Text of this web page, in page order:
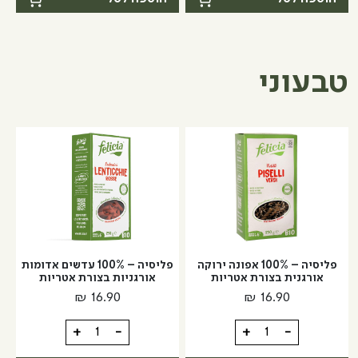
עם
פשתן
טבעוני
פליסיה – 100% אפונה ירוקה
אורגנית בצורת אטריות
₪ 16.90
-
כמות
של
+
פליסיה – 100% עדשים אדומות
אורגניות בצורת אטריות
₪ 16.90
-
כמות
של
+